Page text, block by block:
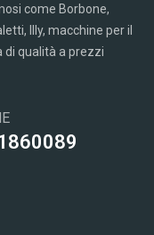
come Borbone,
Illy, macchine per il
di qualità a prezzi